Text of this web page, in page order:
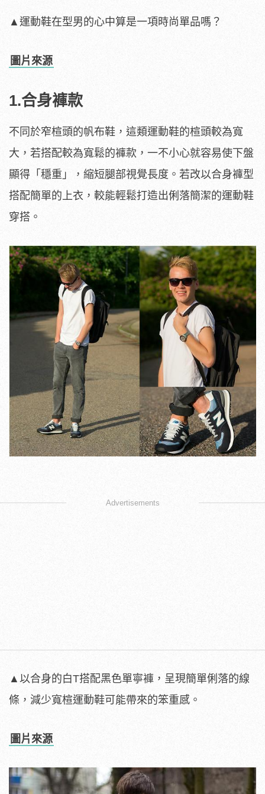
▲運動鞋在型男的心中算是一項時尚單品嗎？
圖片來源
1.合身褲款
不同於窄楦頭的帆布鞋，這類運動鞋的楦頭較為寬
大，若搭配較為寬鬆的褲款，一不小心就容易使下盤
顯得「穩重」，縮短腿部視覺長度。若改以合身褲型
搭配簡單的上衣，較能輕鬆打造出俐落簡潔的運動鞋
穿搭。
Advertisements
▲以合身的白T搭配黑色單寧褲，呈現簡單俐落的線
條，減少寬楦運動鞋可能帶來的笨重感。
圖片來源